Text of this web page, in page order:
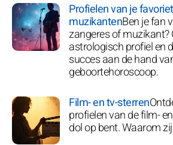
Profielen van je
muzikantenBen je fan
zangeres of muzikant?
astrologisch profiel en
succes aan de hand
geboortehoroscoop.
Film- en tv-sterren
profielen van de film-
dol op bent. Waarom